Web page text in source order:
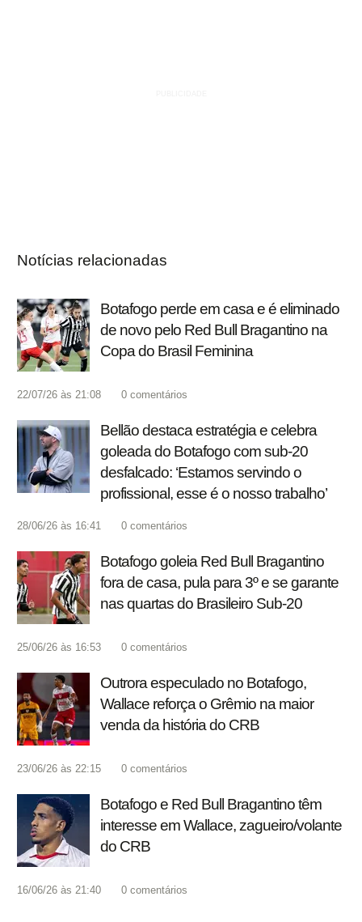
Notícias relacionadas
Botafogo perde em casa e é eliminado
de novo pelo Red Bull Bragantino na
Copa do Brasil Feminina
22/07/26 às 21:08 0 comentários
Bellão destaca estratégia e celebra
goleada do Botafogo com sub-20
desfalcado: ‘Estamos servindo o
profissional, esse é o nosso trabalho’
28/06/26 às 16:41 0 comentários
Botafogo goleia Red Bull Bragantino
fora de casa, pula para 3º e se garante
nas quartas do Brasileiro Sub-20
25/06/26 às 16:53 0 comentários
Outrora especulado no Botafogo,
Wallace reforça o Grêmio na maior
venda da história do CRB
23/06/26 às 22:15 0 comentários
Botafogo e Red Bull Bragantino têm
interesse em Wallace, zagueiro/volante
do CRB
16/06/26 às 21:40 0 comentários